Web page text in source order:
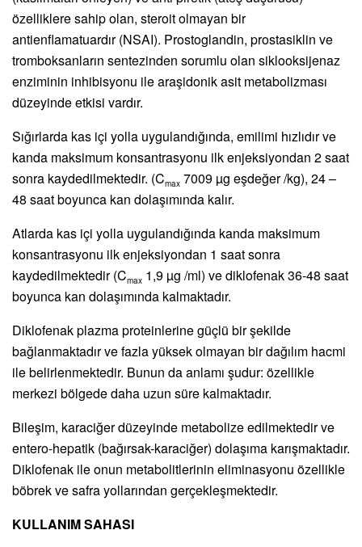
özelliklere sahip olan, steroit olmayan bir
antienflamatuardır (NSAI). Prostoglandin, prostasiklin ve
tromboksanların sentezinden sorumlu olan siklooksijenaz
enziminin inhibisyonu ile araşidonik asit metabolizması
düzeyinde etkisi vardır.
Sığırlarda kas içi yolla uygulandığında, emilimi hızlıdır ve
kanda maksimum konsantrasyonu ilk enjeksiyondan 2 saat
sonra kaydedilmektedir. (Cmax 7009 µg eşdeğer /kg), 24 –
48 saat boyunca kan dolaşımında kalır.
Atlarda kas içi yolla uygulandığında kanda maksimum
konsantrasyonu ilk enjeksiyondan 1 saat sonra
kaydedilmektedir (Cmax 1,9 µg /ml) ve diklofenak 36-48 saat
boyunca kan dolaşımında kalmaktadır.
Diklofenak plazma proteinlerine güçlü bir şekilde
bağlanmaktadır ve fazla yüksek olmayan bir dağılım hacmi
ile belirlenmektedir. Bunun da anlamı şudur: özellikle
merkezi bölgede daha uzun süre kalmaktadır.
Bileşim, karaciğer düzeyinde metabolize edilmektedir ve
entero-hepatik (bağırsak-karaciğer) dolaşıma karışmaktadır.
Diklofenak ile onun metabolitlerinin eliminasyonu özellikle
böbrek ve safra yollarından gerçekleşmektedir.
KULLANIM SAHASI